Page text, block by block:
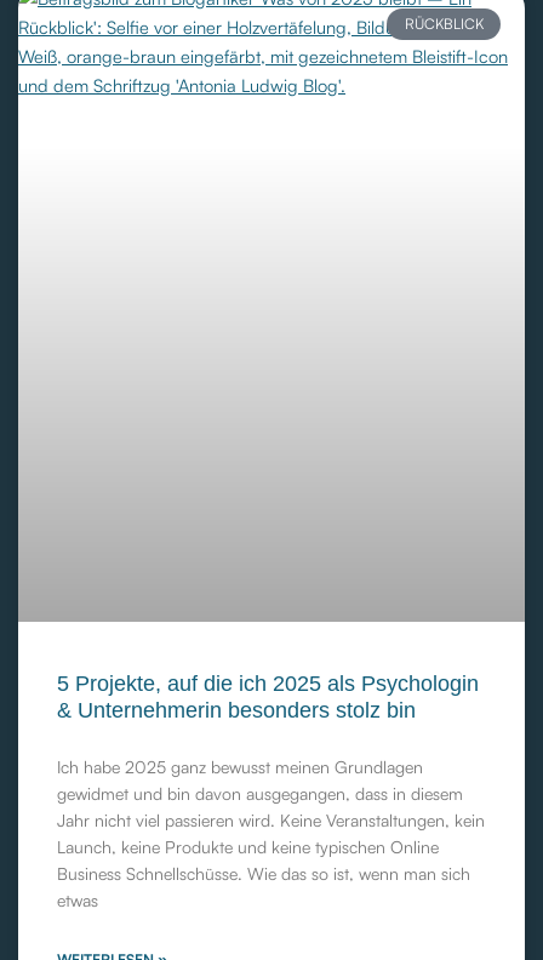
RÜCKBLICK
5 Projekte, auf die ich 2025 als Psychologin
& Unternehmerin besonders stolz bin
Ich habe 2025 ganz bewusst meinen Grundlagen
gewidmet und bin davon ausgegangen, dass in diesem
Jahr nicht viel passieren wird. Keine Veranstaltungen, kein
Launch, keine Produkte und keine typischen Online
Business Schnellschüsse. Wie das so ist, wenn man sich
etwas